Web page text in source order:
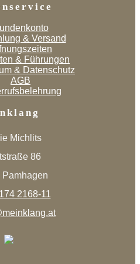
& Versand
& Führungen
& Datenschutz
AGB
Michlits
86
Pamhagen
2168-11